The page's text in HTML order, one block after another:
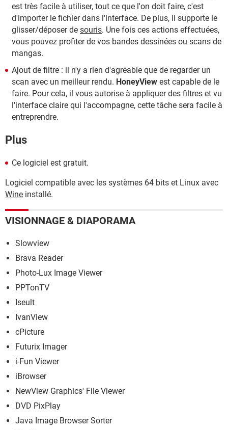
est très facile à utiliser, tout ce que l'on doit faire, c'est
d'importer le fichier dans l'interface. De plus, il supporte le
glisser/déposer de souris. Une fois ces actions effectuées,
vous pouvez profiter de vos bandes dessinées ou scans de
mangas.
Ajout de filtre : il n'y a rien d'agréable que de regarder un
scan avec un meilleur rendu. HoneyView est capable de le
faire. Pour cela, il vous autorise à appliquer des filtres et vu
l'interface claire qui l'accompagne, cette tâche sera facile à
entreprendre.
Plus
Ce logiciel est gratuit.
Logiciel compatible avec les systèmes 64 bits et Linux avec
Wine installé.
VISIONNAGE & DIAPORAMA
Slowview
Brava Reader
Photo-Lux Image Viewer
PPTonTV
Iseult
IvanView
cPicture
Futurix Imager
i-Fun Viewer
iBrowser
NewView Graphics' File Viewer
DVD PixPlay
Java Image Browser Sorter